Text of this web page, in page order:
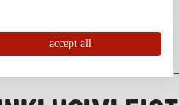
accept all